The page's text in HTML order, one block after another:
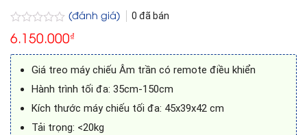
Được
xếp
hạng
0
5
sao
(đánh giá) 0 đã bán
6.150.000₫
Giá treo máy chiếu Âm trần có remote điều khiển
Hành trình tối đa: 35cm-150cm
Kích thước máy chiếu tối đa: 45x39x42 cm
Tải trọng: <20kg